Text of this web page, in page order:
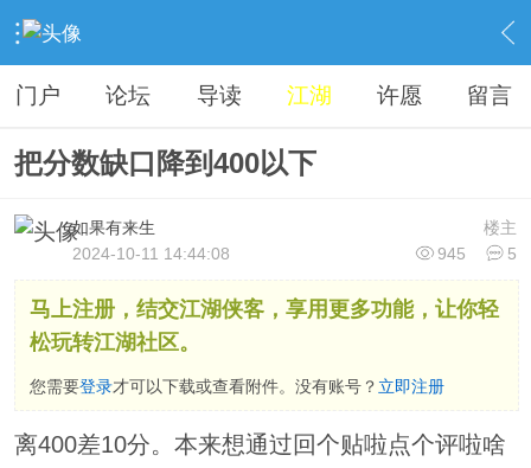
› 江湖聊天室 › 武林八卦 › 内容
门户 论坛 导读 江湖 许愿 留言
把分数缺口降到400以下
楼主
如果有来生
945
5
2024-10-11 14:44:08
马上注册，结交江湖侠客，享用更多功能，让你轻
松玩转江湖社区。
您需要登录才可以下载或查看附件。没有账号？ 立即注册
离400差10分。本来想通过回个贴啦点个评啦啥